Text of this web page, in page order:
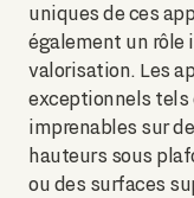
uniques de ces
également un rôle
valorisation. Les
exceptionnels tels
imprenables sur
hauteurs sous
ou des surfaces